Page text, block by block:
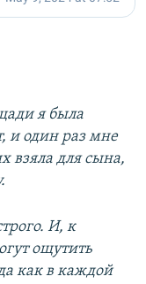
я была
и один раз мне
взяла для сына,
И, к
ощутить
как в каждой